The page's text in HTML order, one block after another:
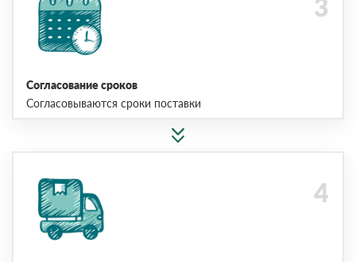
Согласование сроков
Согласовываются сроки поставки